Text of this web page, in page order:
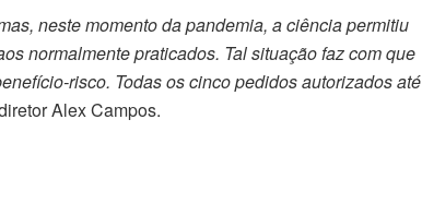
neste momento da pandemia, a ciência permitiu
normalmente praticados. Tal situação faz com que
risco. Todas os cinco pedidos autorizados até
Alex Campos.